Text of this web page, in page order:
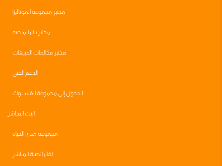
مختبر مجموعه الموناليزا
مختبر بناء المنصه
مختبر مكالمات المبيعات
الدعم الفني
الدخول إلى مجموعة الفيسبوك
البث المباشر
مجموعه مدى الحياه
لقاء الصبة المباشر